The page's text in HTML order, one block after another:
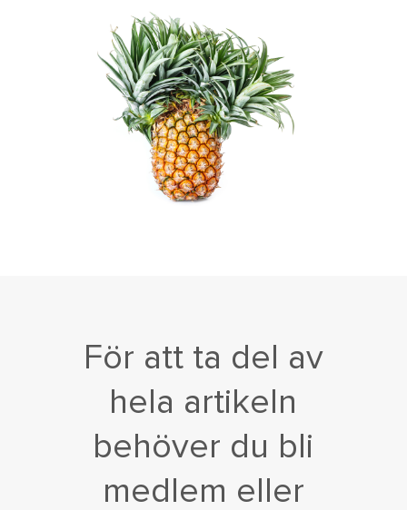
drabbas bara den individen.
För att ta del av
hela artikeln
behöver du bli
medlem eller